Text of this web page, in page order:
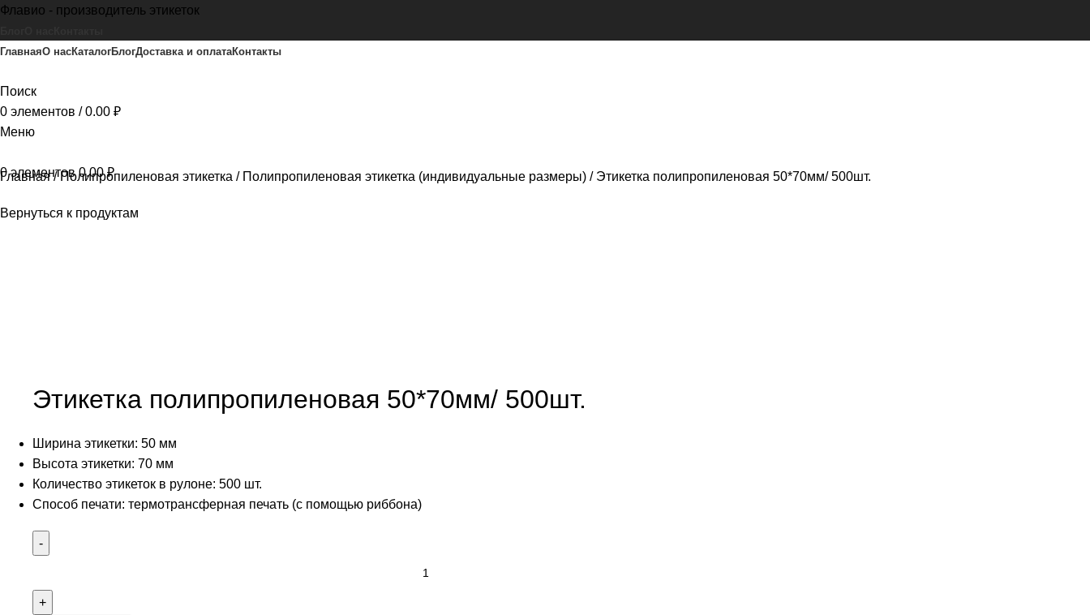
Флавио - производитель этикеток
ГлавнаяО насКаталогБлогДоставка и оплатаКонтакты
Поиск
0 элементов / 0.00 ₽
Меню
0элементов 0.00₽
Главная Полипропиленовая этикетка Полипропиленовая этикетка (индивидуальные размеры) Этикетка полипропиленовая 50*70мм/ 500шт.
Вернуться к продуктам
Этикетка полипропиленовая 50*70мм/ 500шт.
Ширина этикетки: 50 мм
Высота этикетки: 70 мм
Количество этикеток в рулоне: 500 шт.
Способ печати: термотрансферная печать (с помощью риббона)